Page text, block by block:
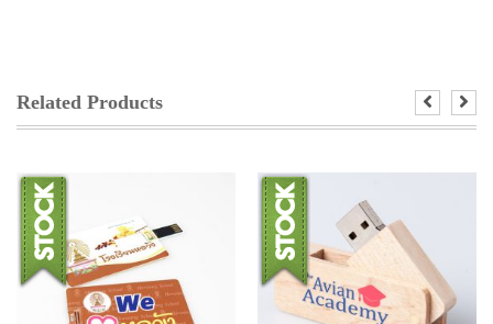
Related Products